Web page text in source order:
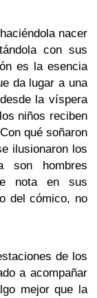
nacer
con sus
es la esencia
da lugar a una
la víspera
niños reciben
qué soñaron
ilusionaron los
son hombres
nota en sus
del cómico, no
de los
a acompañar
mejor que la